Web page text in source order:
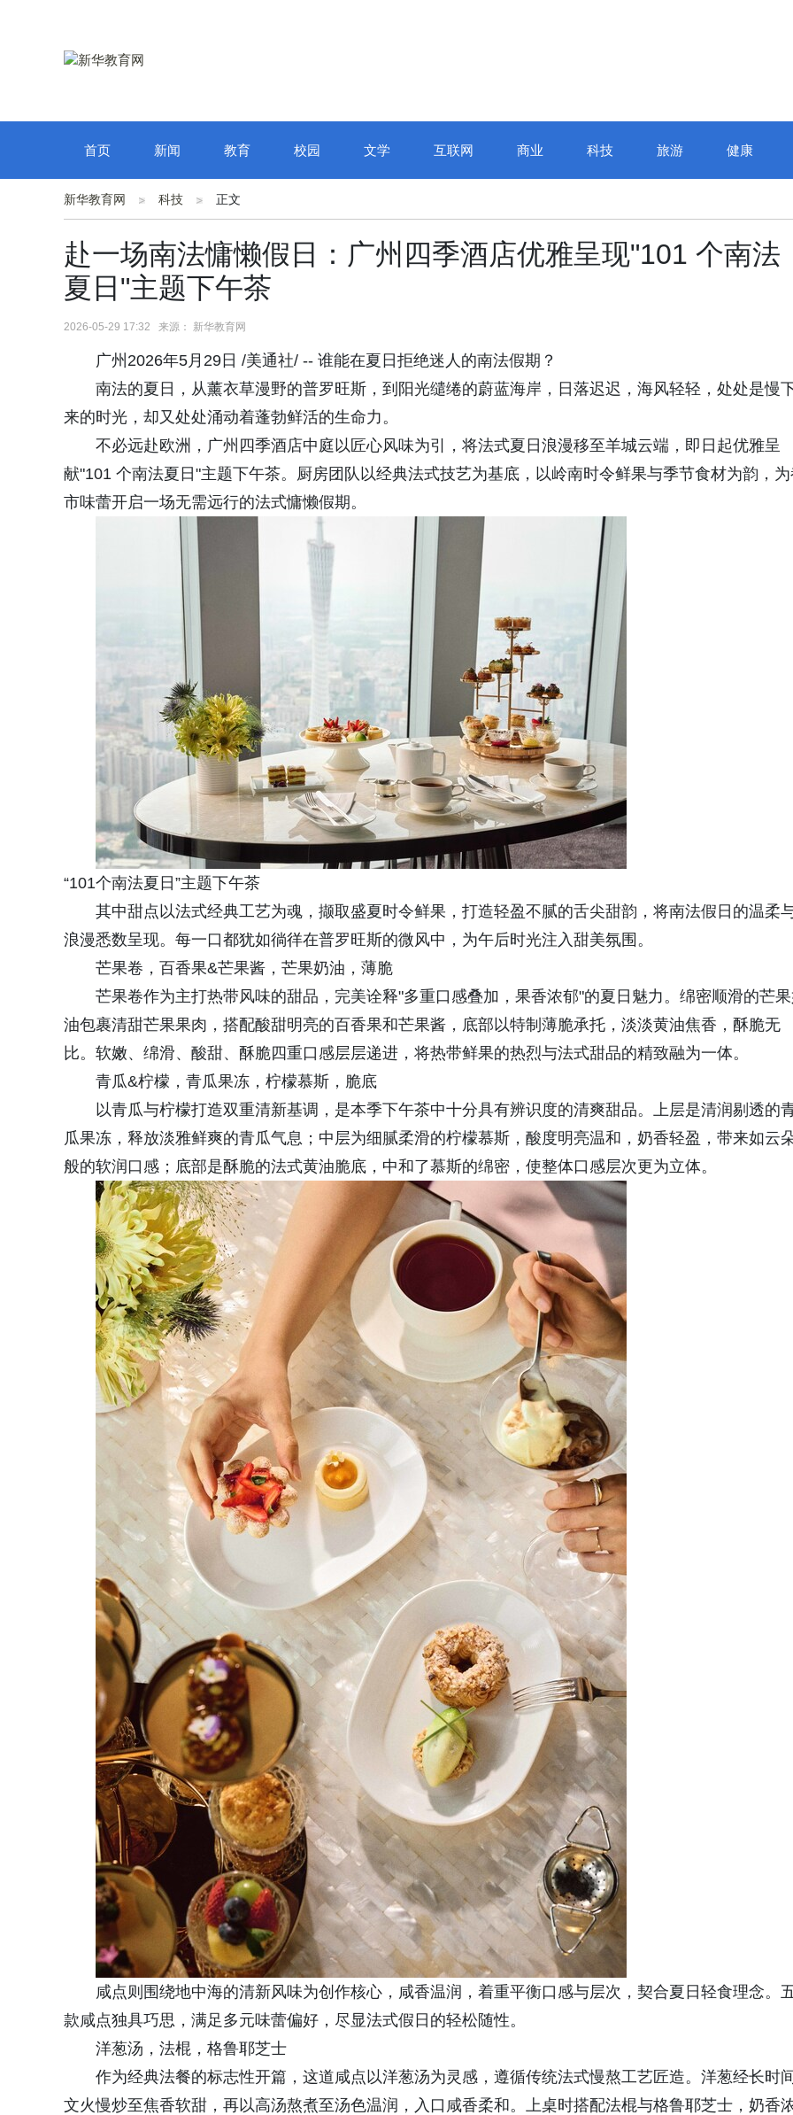
首页 新闻 教育 校园 文学 互联网 商业 科技 旅游 健康
新华教育网 科技 正文
赴一场南法慵懒假日：广州四季酒店优雅呈现"101 个南法
夏日"主题下午茶
2026-05-29 17:32 来源： 新华教育网
广州2026年5月29日 /美通社/ -- 谁能在夏日拒绝迷人的南法假期？
南法的夏日，从薰衣草漫野的普罗旺斯，到阳光缱绻的蔚蓝海岸，日落迟迟，海风轻轻，处处是慢
来的时光，却又处处涌动着蓬勃鲜活的生命力。
不必远赴欧洲，广州四季酒店中庭以匠心风味为引，将法式夏日浪漫移至羊城云端，即日起优雅呈
献"101 个南法夏日"主题下午茶。厨房团队以经典法式技艺为基底，以岭南时令鲜果与季节食材为韵，
市味蕾开启一场无需远行的法式慵懒假期。
“101个南法夏日”主题下午茶
其中甜点以法式经典工艺为魂，撷取盛夏时令鲜果，打造轻盈不腻的舌尖甜韵，将南法假日的温柔
浪漫悉数呈现。每一口都犹如徜徉在普罗旺斯的微风中，为午后时光注入甜美氛围。
芒果卷，百香果&芒果酱，芒果奶油，薄脆
芒果卷作为主打热带风味的甜品，完美诠释"多重口感叠加，果香浓郁"的夏日魅力。绵密顺滑的芒
油包裹清甜芒果果肉，搭配酸甜明亮的百香果和芒果酱，底部以特制薄脆承托，淡淡黄油焦香，酥脆无
比。软嫩、绵滑、酸甜、酥脆四重口感层层递进，将热带鲜果的热烈与法式甜品的精致融为一体。
青瓜&柠檬，青瓜果冻，柠檬慕斯，脆底
以青瓜与柠檬打造双重清新基调，是本季下午茶中十分具有辨识度的清爽甜品。上层是清润剔透的
瓜果冻，释放淡雅鲜爽的青瓜气息；中层为细腻柔滑的柠檬慕斯，酸度明亮温和，奶香轻盈，带来如云
般的软润口感；底部是酥脆的法式黄油脆底，中和了慕斯的绵密，使整体口感层次更为立体。
咸点则围绕地中海的清新风味为创作核心，咸香温润，着重平衡口感与层次，契合夏日轻食理念。
款咸点独具巧思，满足多元味蕾偏好，尽显法式假日的轻松随性。
洋葱汤，法棍，格鲁耶芝士
作为经典法餐的标志性开篇，这道咸点以洋葱汤为灵感，遵循传统法式慢熬工艺匠造。洋葱经长时间
文火慢炒至焦香软甜，再以高汤熬煮至汤色温润，入口咸香柔和。上桌时搭配法棍与格鲁耶芝士，奶香